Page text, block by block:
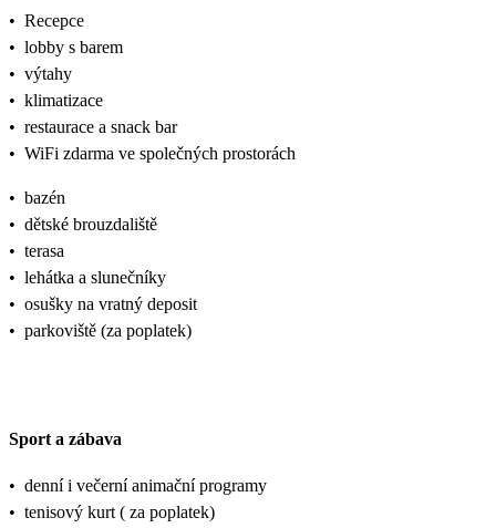
• Recepce
• lobby s barem
• výtahy
• klimatizace
• restaurace a snack bar
• WiFi zdarma ve společných prostorách
• bazén
• dětské brouzdaliště
• terasa
• lehátka a slunečníky
• osušky na vratný deposit
• parkoviště (za poplatek)
Sport a zábava
• denní i večerní animační programy
• tenisový kurt ( za poplatek)